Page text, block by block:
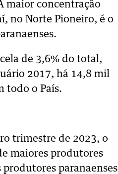
maior concentração
no Norte Pioneiro, é o
de 3,6% do total,
2017, há 14,8 mil
todo o País.
trimestre de 2023, o
maiores produtores
produtores paranaenses